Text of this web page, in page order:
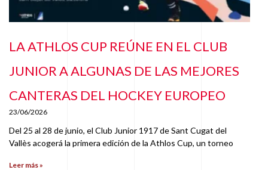
LA ATHLOS CUP REÚNE EN EL CLUB
JUNIOR A ALGUNAS DE LAS MEJORES
CANTERAS DEL HOCKEY EUROPEO
23/06/2026
Del 25 al 28 de junio, el Club Junior 1917 de Sant Cugat del
Vallès acogerá la primera edición de la Athlos Cup, un torneo
Leer más »